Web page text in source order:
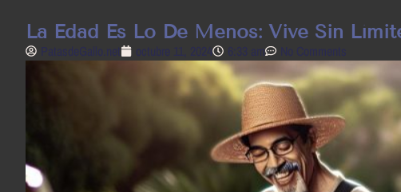
La Edad Es Lo De Menos: Vive Sin
PatasdeGallo .net octubre 11, 2024 6:33 am No Comments